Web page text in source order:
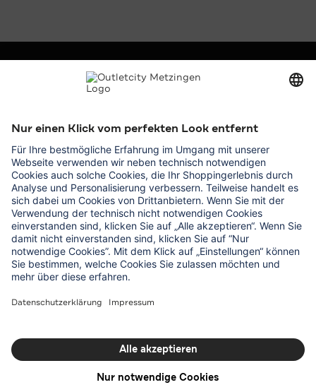
Service
Hilfe & Kontakt
Lageplan
Studentenrabatt
Gruppen
Outletcity App laden
Outletcity App im App Store ladenOutletcity App bei Google Play laden
Folgen Sie uns auf
Impressum AGB Club Bedingungen
Datenschutz
Barrierefreiheit
Cookie-Einstellungen
© OUTLETCITY AG